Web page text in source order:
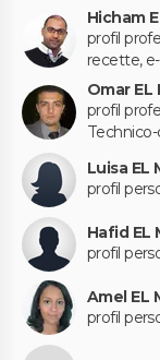
Hicham
profil
recette,
Omar EL
profil
Luisa EL
profil
Hafid EL
profil
Amel EL
profil